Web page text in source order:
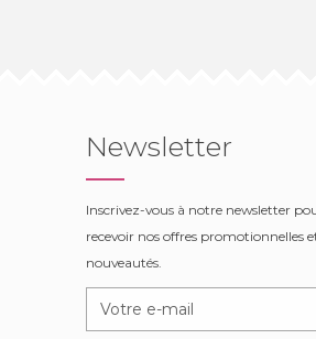
Newsletter
Inscrivez-vous à notre newsletter
recevoir nos offres promotionnelles
nouveautés.